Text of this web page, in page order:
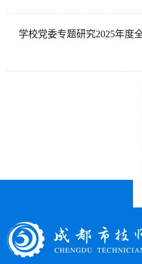
学校党委专题研究2025年度